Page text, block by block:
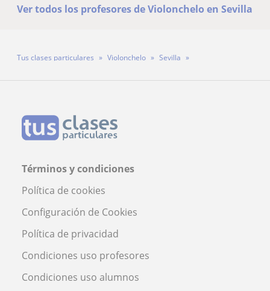
Ver todos los profesores de Violonchelo en Sevilla
Tus clases particulares Violonchelo
Sevilla
Términos y condiciones
Política de cookies
Configuración de Cookies
Política de privacidad
Condiciones uso profesores
Condiciones uso alumnos